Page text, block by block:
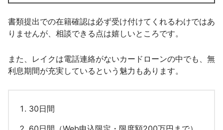
書類提出での在籍確認は必ず受け付けてくれるわけではあ
りませんが、相談できる点は嬉しいところです。
また、レイクは電話連絡がないカードローンの中でも、無
利息期間が充実しているという魅力もあります。
30日間